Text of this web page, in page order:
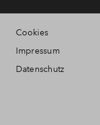
Cookies
Impressum
Datenschutz